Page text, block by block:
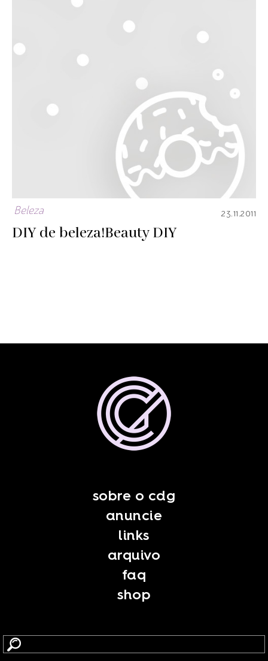
Beleza 23.11.2011
DIY de beleza!Beauty DIY
sobre o cdg
anuncie
links
arquivo
faq
shop